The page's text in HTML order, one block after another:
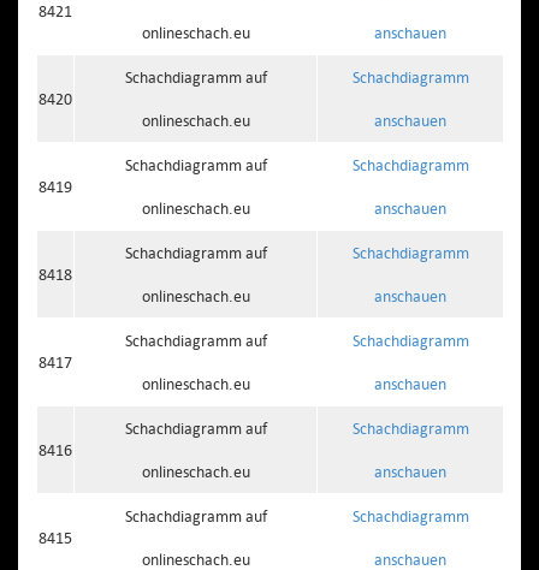
8421
onlineschach.eu anschauen
8420
Schachdiagramm auf
onlineschach.eu
Schachdiagramm
anschauen
8419
Schachdiagramm auf
onlineschach.eu
Schachdiagramm
anschauen
8418
Schachdiagramm auf
onlineschach.eu
Schachdiagramm
anschauen
8417
Schachdiagramm auf
onlineschach.eu
Schachdiagramm
anschauen
8416
Schachdiagramm auf
onlineschach.eu
Schachdiagramm
anschauen
8415
Schachdiagramm auf
onlineschach.eu
Schachdiagramm
anschauen